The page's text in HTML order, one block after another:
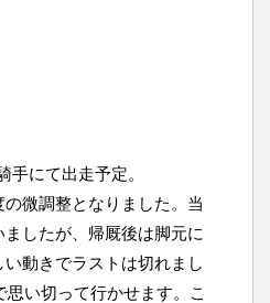
にて出走予定。
微調整となりました。当
したが、帰厩後は脚元に
動きでラストは切れまし
い切って行かせます。こ